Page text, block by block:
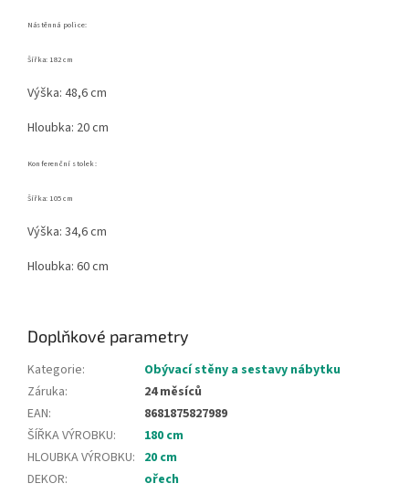
Nástěnná police:
Šířka: 182 cm
Výška: 48,6 cm
Hloubka: 20 cm
Konferenční stolek:
Šířka: 105 cm
Výška: 34,6 cm
Hloubka: 60 cm
Doplňkové parametry
Kategorie:
Obývací stěny a sestavy nábytku
Záruka:
24 měsíců
EAN:
8681875827989
ŠÍŘKA VÝROBKU:
180 cm
HLOUBKA VÝROBKU: 20 cm
DEKOR: ořech